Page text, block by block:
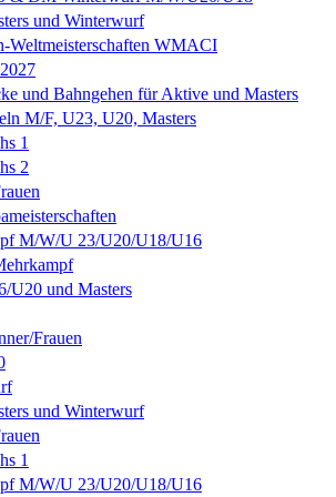
und Winterwurf
Weltmeisterschaften WMACI
und Bahngehen für Aktive und Masters
M/F, U23, U20, Masters
1
2
M/W/U 23/U20/U18/U16
U20 und Masters
Frauen
und Winterwurf
1
M/W/U 23/U20/U18/U16